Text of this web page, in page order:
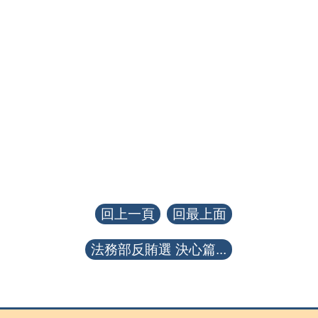
回上一頁 回最上面
法務部反賄選 決心篇...